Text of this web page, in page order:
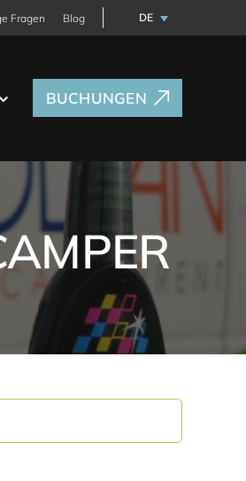
Fragen Blog DE
BUCHUNGEN